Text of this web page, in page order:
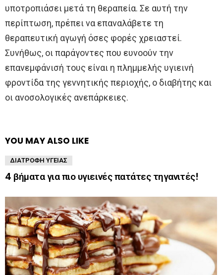
υποτροπιάσει μετά τη θεραπεία. Σε αυτή την
περίπτωση, πρέπει να επαναλάβετε τη
θεραπευτική αγωγή όσες φορές χρειαστεί.
Συνήθως, οι παράγοντες που ευνοούν την
επανεμφάνισή τους είναι η πλημμελής υγιεινή
φροντίδα της γεννητικής περιοχής, ο διαβήτης και
οι ανοσολογικές ανεπάρκειες.
YOU MAY ALSO LIKE
ΔΙΑΤΡΟΦΉ ΥΓΕΊΑΣ
4 βήματα για πιο υγιεινές πατάτες τηγανιτές!